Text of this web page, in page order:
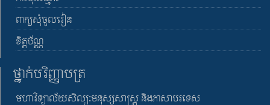
ពាក្យសុំចូលរៀន
ខិត្តប័ណ្ណ
ថ្នាក់បរិញ្ញាបត្រ
មហាវិទ្យាល័យសិល្បៈមនុស្សសាស្រ្ត និងភាសាបរទេស